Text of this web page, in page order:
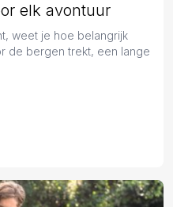
elk avontuur
weet je hoe belangrijk
de bergen trekt, een lange